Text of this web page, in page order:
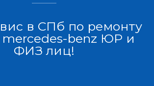
в СПб по ремонту
benz ЮР и
ФИЗ лиц!